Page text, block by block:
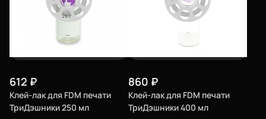
612 ₽
Клей-лак для FDM печати
ТриДэшники 250 мл
860 ₽
Клей-лак для FDM печати
ТриДэшники 400 мл